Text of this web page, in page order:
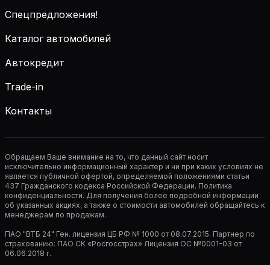
Спецпредложения!
Каталог автомобилей
Автокредит
Trade-in
Контакты
Обращаем Ваше внимание на то, что данный сайт носит
исключительно информационный характер и ни при каких условиях не
является публичной офертой, определяемой положениями статьи
437 Гражданского кодекса Российской Федерации. Политика
конфиденциальности. Для получения более подробной информации
об указанных акциях, а также о стоимости автомобилей обращайтесь к
менеджерам по продажам.
ПАО "ВТБ 24" Ген. лицензия ЦБ РФ № 1000 от 08.07.2015. Партнер по
страхованию: ПАО СК «Росгосстрах» Лицензия ОС №0001-03 от
06.06.2018 г.